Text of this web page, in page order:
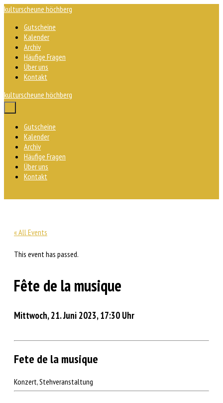
Zum
springen
kulturscheune höchberg
Gutscheine
Kalender
Archiv
Häufige Fragen
Über uns
Kontakt
kulturscheune höchberg
Menü-
Gutscheine
Kalender
Archiv
Häufige Fragen
Über uns
Kontakt
« All Events
This event has passed.
Fête de la musique
Mittwoch, 21. Juni 2023, 17:30 Uhr
Fete de la musique
Konzert, Stehveranstaltung